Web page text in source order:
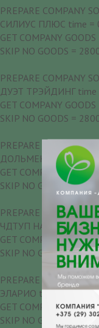
PREPARE
СИЛИУС ПЛЮС time =
GET COMPANY
SKIP NO GOODS =
PREPARE
ДУЭТ ТРЭЙДИНГ time
GET COMPANY
SKIP NO GOODS =
PREPARE COMPANY
ДОЛЬМЕН time = 0
GET COMPANY
SKIP NO GOODS =
PREPARE COMPANY
ЧДТУП НАГОРНЫЙ
GET COMPANY
SKIP NO GOODS =
PREPARE
ЭЛАРИО time = 0
GET COMPANY
SKIP NO GOODS =